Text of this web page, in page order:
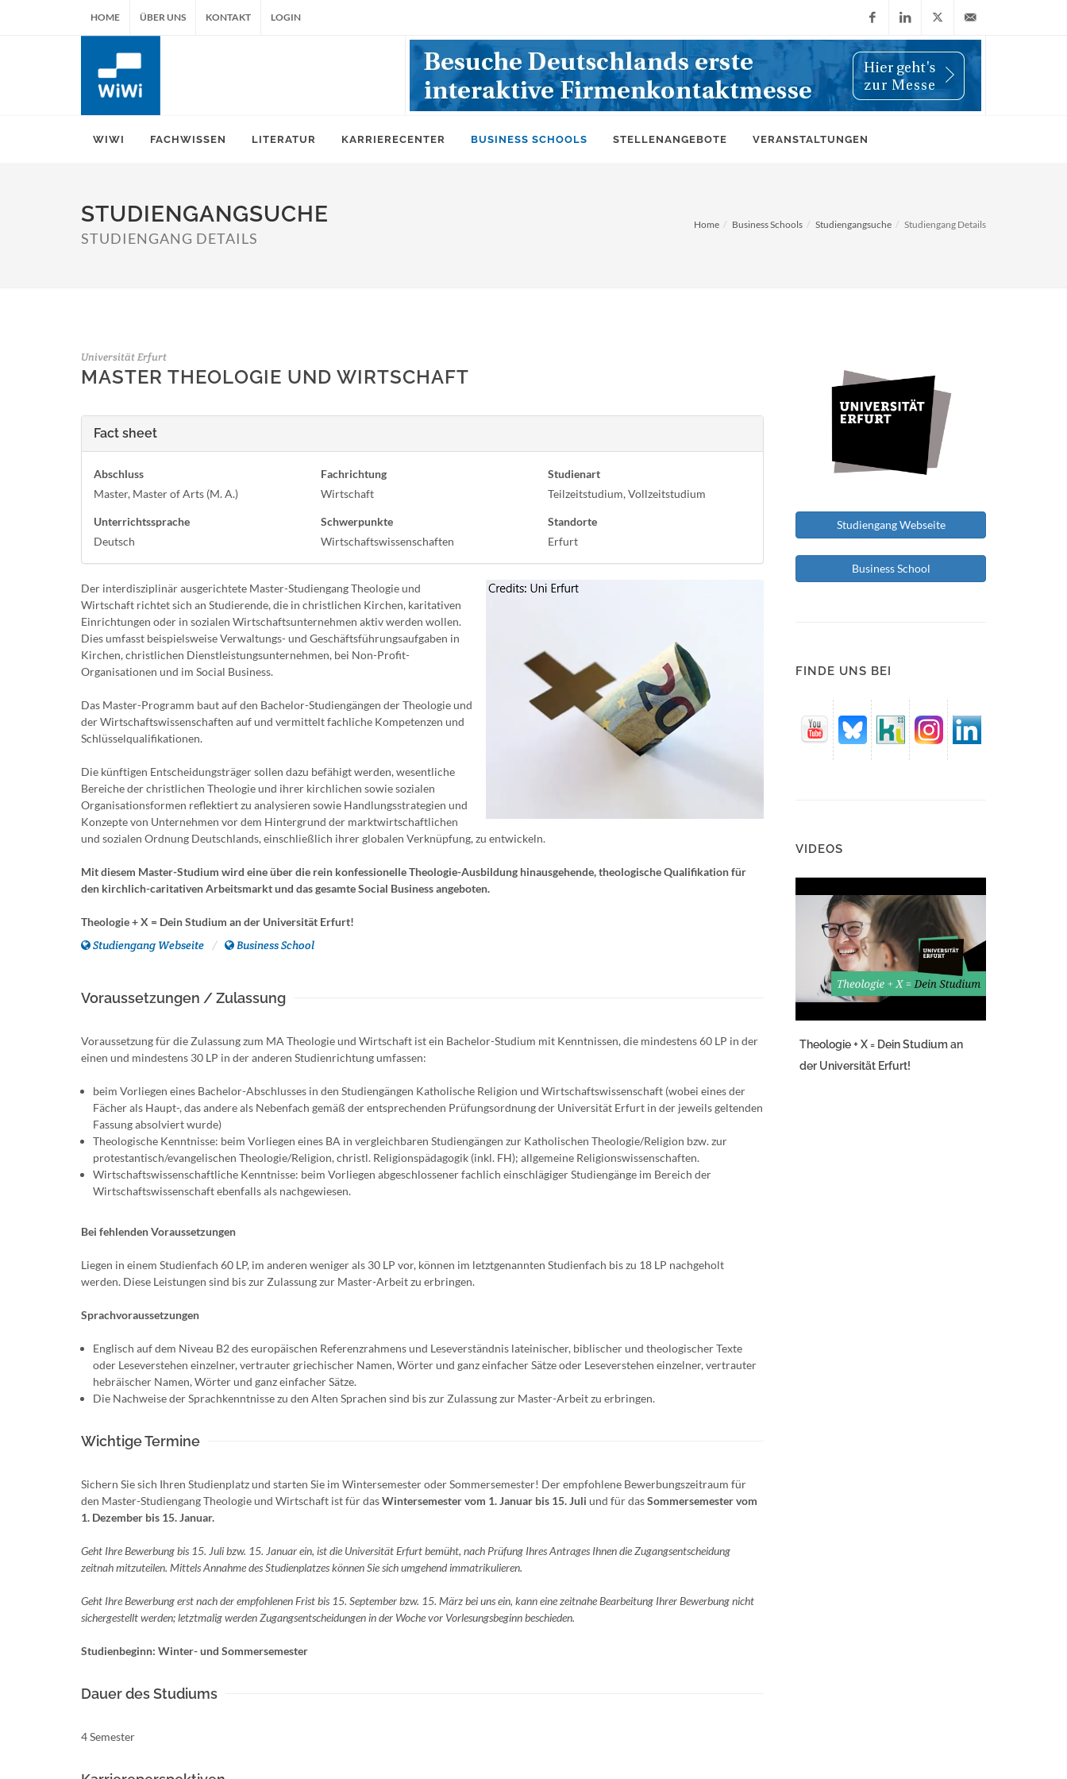
HOME ÜBER UNS KONTAKT LOGIN
FacebookLinkedIn
X
(Twitter)
info@wiwi-
WIWI FACHWISSEN LITERATUR KARRIERECENTER BUSINESS SCHOOLS STELLENANGEBOTE VERANSTALTUNGEN
STUDIENGANGSUCHE
STUDIENGANG DETAILS
Home Business Schools Studiengangsuche Studiengang Details
Universität Erfurt
MASTER THEOLOGIE UND WIRTSCHAFT
Fact sheet
Abschluss
Master, Master of Arts (M. A.)
Unterrichtssprache
Deutsch
Fachrichtung
Wirtschaft
Schwerpunkte
Wirtschaftswissenschaften
Studienart
Teilzeitstudium, Vollzeitstudium
Standorte
Erfurt
Der interdisziplinär ausgerichtete Master-Studiengang Theologie und
Wirtschaft richtet sich an Studierende, die in christlichen Kirchen, karitativen
Einrichtungen oder in sozialen Wirtschaftsunternehmen aktiv werden wollen.
Dies umfasst beispielsweise Verwaltungs- und Geschäftsführungsaufgaben in
Kirchen, christlichen Dienstleistungsunternehmen, bei Non-Profit-
Organisationen und im Social Business.
Das Master-Programm baut auf den Bachelor-Studiengängen der Theologie und
der Wirtschaftswissenschaften auf und vermittelt fachliche Kompetenzen und
Schlüsselqualifikationen.
Die künftigen Entscheidungsträger sollen dazu befähigt werden, wesentliche
Bereiche der christlichen Theologie und ihrer kirchlichen sowie sozialen
Organisationsformen reflektiert zu analysieren sowie Handlungsstrategien und
Konzepte von Unternehmen vor dem Hintergrund der marktwirtschaftlichen
und sozialen Ordnung Deutschlands, einschließlich ihrer globalen Verknüpfung, zu entwickeln.
Mit diesem Master-Studium wird eine über die rein konfessionelle Theologie-Ausbildung hinausgehende, theologische Qualifikation für
den kirchlich-caritativen Arbeitsmarkt und das gesamte Social Business angeboten.
Theologie + X = Dein Studium an der Universität Erfurt!
Studiengang Webseite Business School
Voraussetzungen / Zulassung
Voraussetzung für die Zulassung zum MA Theologie und Wirtschaft ist ein Bachelor-Studium mit Kenntnissen, die mindestens 60 LP in der
einen und mindestens 30 LP in der anderen Studienrichtung umfassen:
beim Vorliegen eines Bachelor-Abschlusses in den Studiengängen Katholische Religion und Wirtschaftswissenschaft (wobei eines der
Fächer als Haupt-, das andere als Nebenfach gemäß der entsprechenden Prüfungsordnung der Universität Erfurt in der jeweils geltenden
Fassung absolviert wurde)
Theologische Kenntnisse: beim Vorliegen eines BA in vergleichbaren Studiengängen zur Katholischen Theologie/Religion bzw. zur
protestantisch/evangelischen Theologie/Religion, christl. Religionspädagogik (inkl. FH); allgemeine Religionswissenschaften.
Wirtschaftswissenschaftliche Kenntnisse: beim Vorliegen abgeschlossener fachlich einschlägiger Studiengänge im Bereich der
Wirtschaftswissenschaft ebenfalls als nachgewiesen.
Bei fehlenden Voraussetzungen
Liegen in einem Studienfach 60 LP, im anderen weniger als 30 LP vor, können im letztgenannten Studienfach bis zu 18 LP nachgeholt
werden. Diese Leistungen sind bis zur Zulassung zur Master-Arbeit zu erbringen.
Sprachvoraussetzungen
Englisch auf dem Niveau B2 des europäischen Referenzrahmens und Leseverständnis lateinischer, biblischer und theologischer Texte
oder Leseverstehen einzelner, vertrauter griechischer Namen, Wörter und ganz einfacher Sätze oder Leseverstehen einzelner, vertrauter
hebräischer Namen, Wörter und ganz einfacher Sätze.
Die Nachweise der Sprachkenntnisse zu den Alten Sprachen sind bis zur Zulassung zur Master-Arbeit zu erbringen.
Wichtige Termine
Sichern Sie sich Ihren Studienplatz und starten Sie im Wintersemester oder Sommersemester! Der empfohlene Bewerbungszeitraum für
den Master-Studiengang Theologie und Wirtschaft ist für dasWintersemester vom 1. Januar bis 15. Juli und für dasSommersemester vom
1. Dezember bis 15. Januar.
Geht Ihre Bewerbung bis 15. Juli bzw. 15. Januar ein, ist die Universität Erfurt bemüht, nach Prüfung Ihres Antrages Ihnen die Zugangsentscheidung
zeitnah mitzuteilen. Mittels Annahme des Studienplatzes können Sie sich umgehend immatrikulieren.
Geht Ihre Bewerbung erst nach der empfohlenen Frist bis 15. September bzw. 15. März bei uns ein, kann eine zeitnahe Bearbeitung Ihrer Bewerbung nicht
sichergestellt werden; letztmalig werden Zugangsentscheidungen in der Woche vor Vorlesungsbeginn beschieden.
Studienbeginn: Winter- und Sommersemester
Dauer des Studiums
4 Semester
Studiengang Webseite
Business School
FINDE UNS BEI
VIDEOS
Theologie + X = Dein Studium an
der Universität Erfurt!